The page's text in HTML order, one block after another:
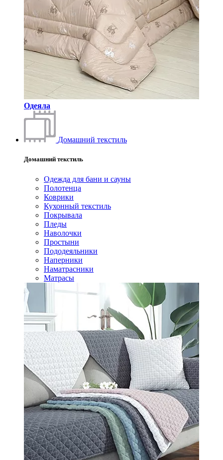
Одеяла
Домашний текстиль
Домашний текстиль
Одежда для бани и сауны
Полотенца
Коврики
Кухонный текстиль
Покрывала
Пледы
Наволочки
Простыни
Пододеяльники
Наперники
Наматрасники
Матрасы